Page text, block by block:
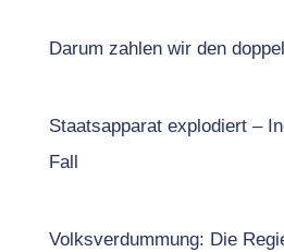
Darum zahlen wir den
Staatsapparat explodiert –
Fall
Volksverdummung: Die